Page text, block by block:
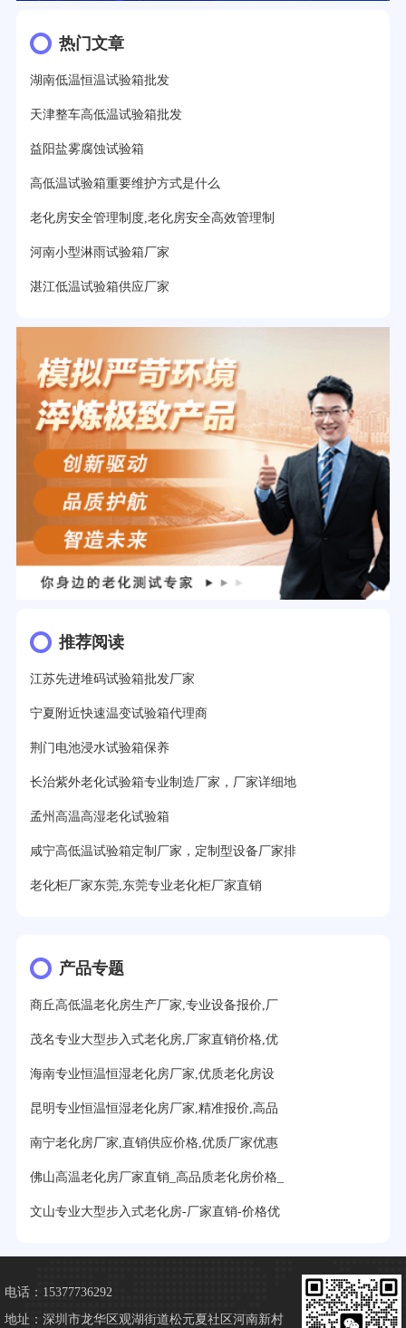
热门文章
湖南低温恒温试验箱批发
天津整车高低温试验箱批发
益阳盐雾腐蚀试验箱
高低温试验箱重要维护方式是什么
老化房安全管理制度,老化房安全高效管理制
河南小型淋雨试验箱厂家
湛江低温试验箱供应厂家
推荐阅读
江苏先进堆码试验箱批发厂家
宁夏附近快速温变试验箱代理商
荆门电池浸水试验箱保养
长治紫外老化试验箱专业制造厂家，厂家详细地
孟州高温高湿老化试验箱
咸宁高低温试验箱定制厂家，定制型设备厂家排
老化柜厂家东莞,东莞专业老化柜厂家直销
产品专题
商丘高低温老化房生产厂家,专业设备报价,厂
茂名专业大型步入式老化房,厂家直销价格,优
海南专业恒温恒湿老化房厂家,优质老化房设
昆明专业恒温恒湿老化房厂家,精准报价,高品
南宁老化房厂家,直销供应价格,优质厂家优惠
佛山高温老化房厂家直销_高品质老化房价格_
文山专业大型步入式老化房-厂家直销-价格优
电话：15377736292
地址：深圳市龙华区观湖街道松元夏社区河南新村